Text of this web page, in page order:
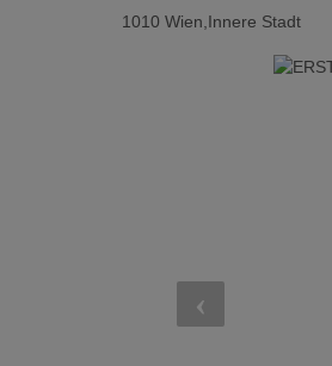
1010 Wien,Innere Stadt